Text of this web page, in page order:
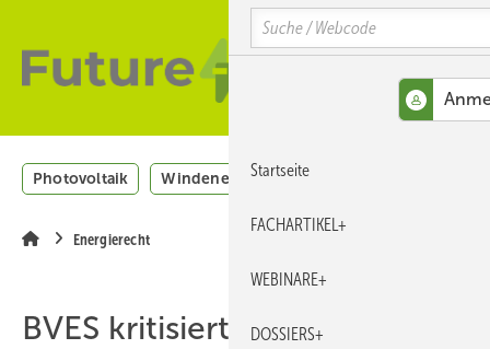
Hauptinhalt
main
MENÜ
Photovoltaik Windenergie H2
Energierecht
BVES kritisiert verschleppte
Search
Startseite
FACHARTIKEL+
WEBINARE+
DOSSIERS+